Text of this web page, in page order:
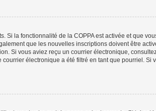
Si la fonctionnalité de la COPPA est activée et que
que les nouvelles inscriptions doivent être
Si vous aviez reçu un courrier électronique,
électronique a été filtré en tant que pourriel. Si